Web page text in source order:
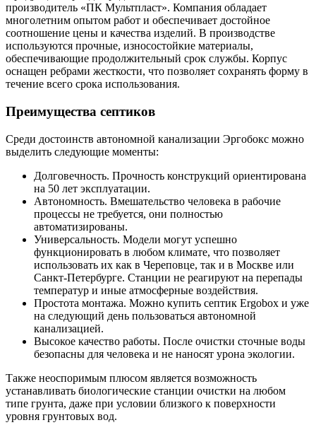
производитель «ПК Мультпласт». Компания обладает
многолетним опытом работ и обеспечивает достойное
соотношение цены и качества изделий. В производстве
используются прочные, износостойкие материалы,
обеспечивающие продолжительный срок службы. Корпус
оснащен ребрами жесткости, что позволяет сохранять форму в
течение всего срока использования.
Преимущества септиков
Среди достоинств автономной канализации Эргобокс можно
выделить следующие моменты:
Долговечность. Прочность конструкций ориентирована
на 50 лет эксплуатации.
Автономность. Вмешательство человека в рабочие
процессы не требуется, они полностью
автоматизированы.
Универсальность. Модели могут успешно
функционировать в любом климате, что позволяет
использовать их как в Череповце, так и в Москве или
Санкт-Петербурге. Станции не реагируют на перепады
температур и иные атмосферные воздействия.
Простота монтажа. Можно купить септик Ergobox и уже
на следующий день пользоваться автономной
канализацией.
Высокое качество работы. После очистки сточные воды
безопасны для человека и не наносят урона экологии.
Также неоспоримым плюсом является возможность
устанавливать биологические станции очистки на любом
типе грунта, даже при условии близкого к поверхности
уровня грунтовых вод.